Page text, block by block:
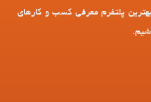
پلتفرم معرفی کسب و کارهای